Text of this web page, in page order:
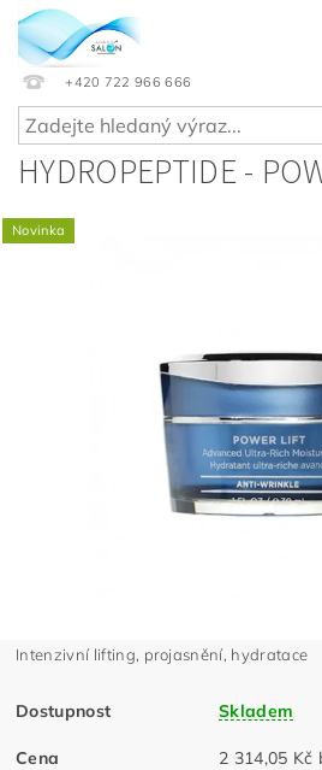
+420 722 966 666
HYDROPEPTIDE -
Novinka
Intenzivní lifting, projasnění, hydratace
Dostupnost Skladem
Cena